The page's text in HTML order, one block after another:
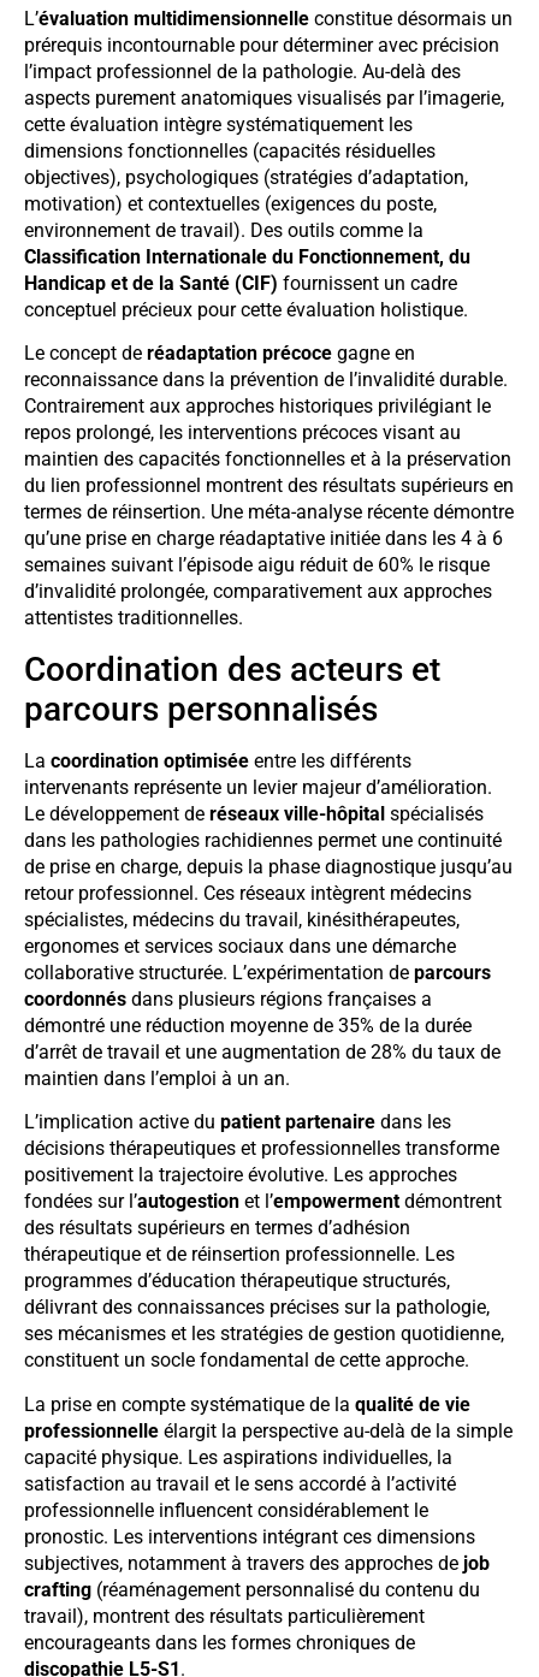
L’évaluation multidimensionnelle constitue désormais un
prérequis incontournable pour déterminer avec précision
l’impact professionnel de la pathologie. Au-delà des
aspects purement anatomiques visualisés par l’imagerie,
cette évaluation intègre systématiquement les
dimensions fonctionnelles (capacités résiduelles
objectives), psychologiques (stratégies d’adaptation,
motivation) et contextuelles (exigences du poste,
environnement de travail). Des outils comme la
Classification Internationale du Fonctionnement, du
Handicap et de la Santé (CIF) fournissent un cadre
conceptuel précieux pour cette évaluation holistique.
Le concept de réadaptation précoce gagne en
reconnaissance dans la prévention de l’invalidité durable.
Contrairement aux approches historiques privilégiant le
repos prolongé, les interventions précoces visant au
maintien des capacités fonctionnelles et à la préservation
du lien professionnel montrent des résultats supérieurs en
termes de réinsertion. Une méta-analyse récente démontre
qu’une prise en charge réadaptative initiée dans les 4 à 6
semaines suivant l’épisode aigu réduit de 60% le risque
d’invalidité prolongée, comparativement aux approches
attentistes traditionnelles.
Coordination des acteurs et
parcours personnalisés
La coordination optimisée entre les différents
intervenants représente un levier majeur d’amélioration.
Le développement de réseaux ville-hôpital spécialisés
dans les pathologies rachidiennes permet une continuité
de prise en charge, depuis la phase diagnostique jusqu’au
retour professionnel. Ces réseaux intègrent médecins
spécialistes, médecins du travail, kinésithérapeutes,
ergonomes et services sociaux dans une démarche
collaborative structurée. L’expérimentation de parcours
coordonnés dans plusieurs régions françaises a
démontré une réduction moyenne de 35% de la durée
d’arrêt de travail et une augmentation de 28% du taux de
maintien dans l’emploi à un an.
L’implication active du patient partenaire dans les
décisions thérapeutiques et professionnelles transforme
positivement la trajectoire évolutive. Les approches
fondées sur l’autogestion et l’empowerment démontrent
des résultats supérieurs en termes d’adhésion
thérapeutique et de réinsertion professionnelle. Les
programmes d’éducation thérapeutique structurés,
délivrant des connaissances précises sur la pathologie,
ses mécanismes et les stratégies de gestion quotidienne,
constituent un socle fondamental de cette approche.
La prise en compte systématique de la qualité de vie
professionnelle élargit la perspective au-delà de la simple
capacité physique. Les aspirations individuelles, la
satisfaction au travail et le sens accordé à l’activité
professionnelle influencent considérablement le
pronostic. Les interventions intégrant ces dimensions
subjectives, notamment à travers des approches de job
crafting (réaménagement personnalisé du contenu du
travail), montrent des résultats particulièrement
encourageants dans les formes chroniques de
discopathie L5-S1.